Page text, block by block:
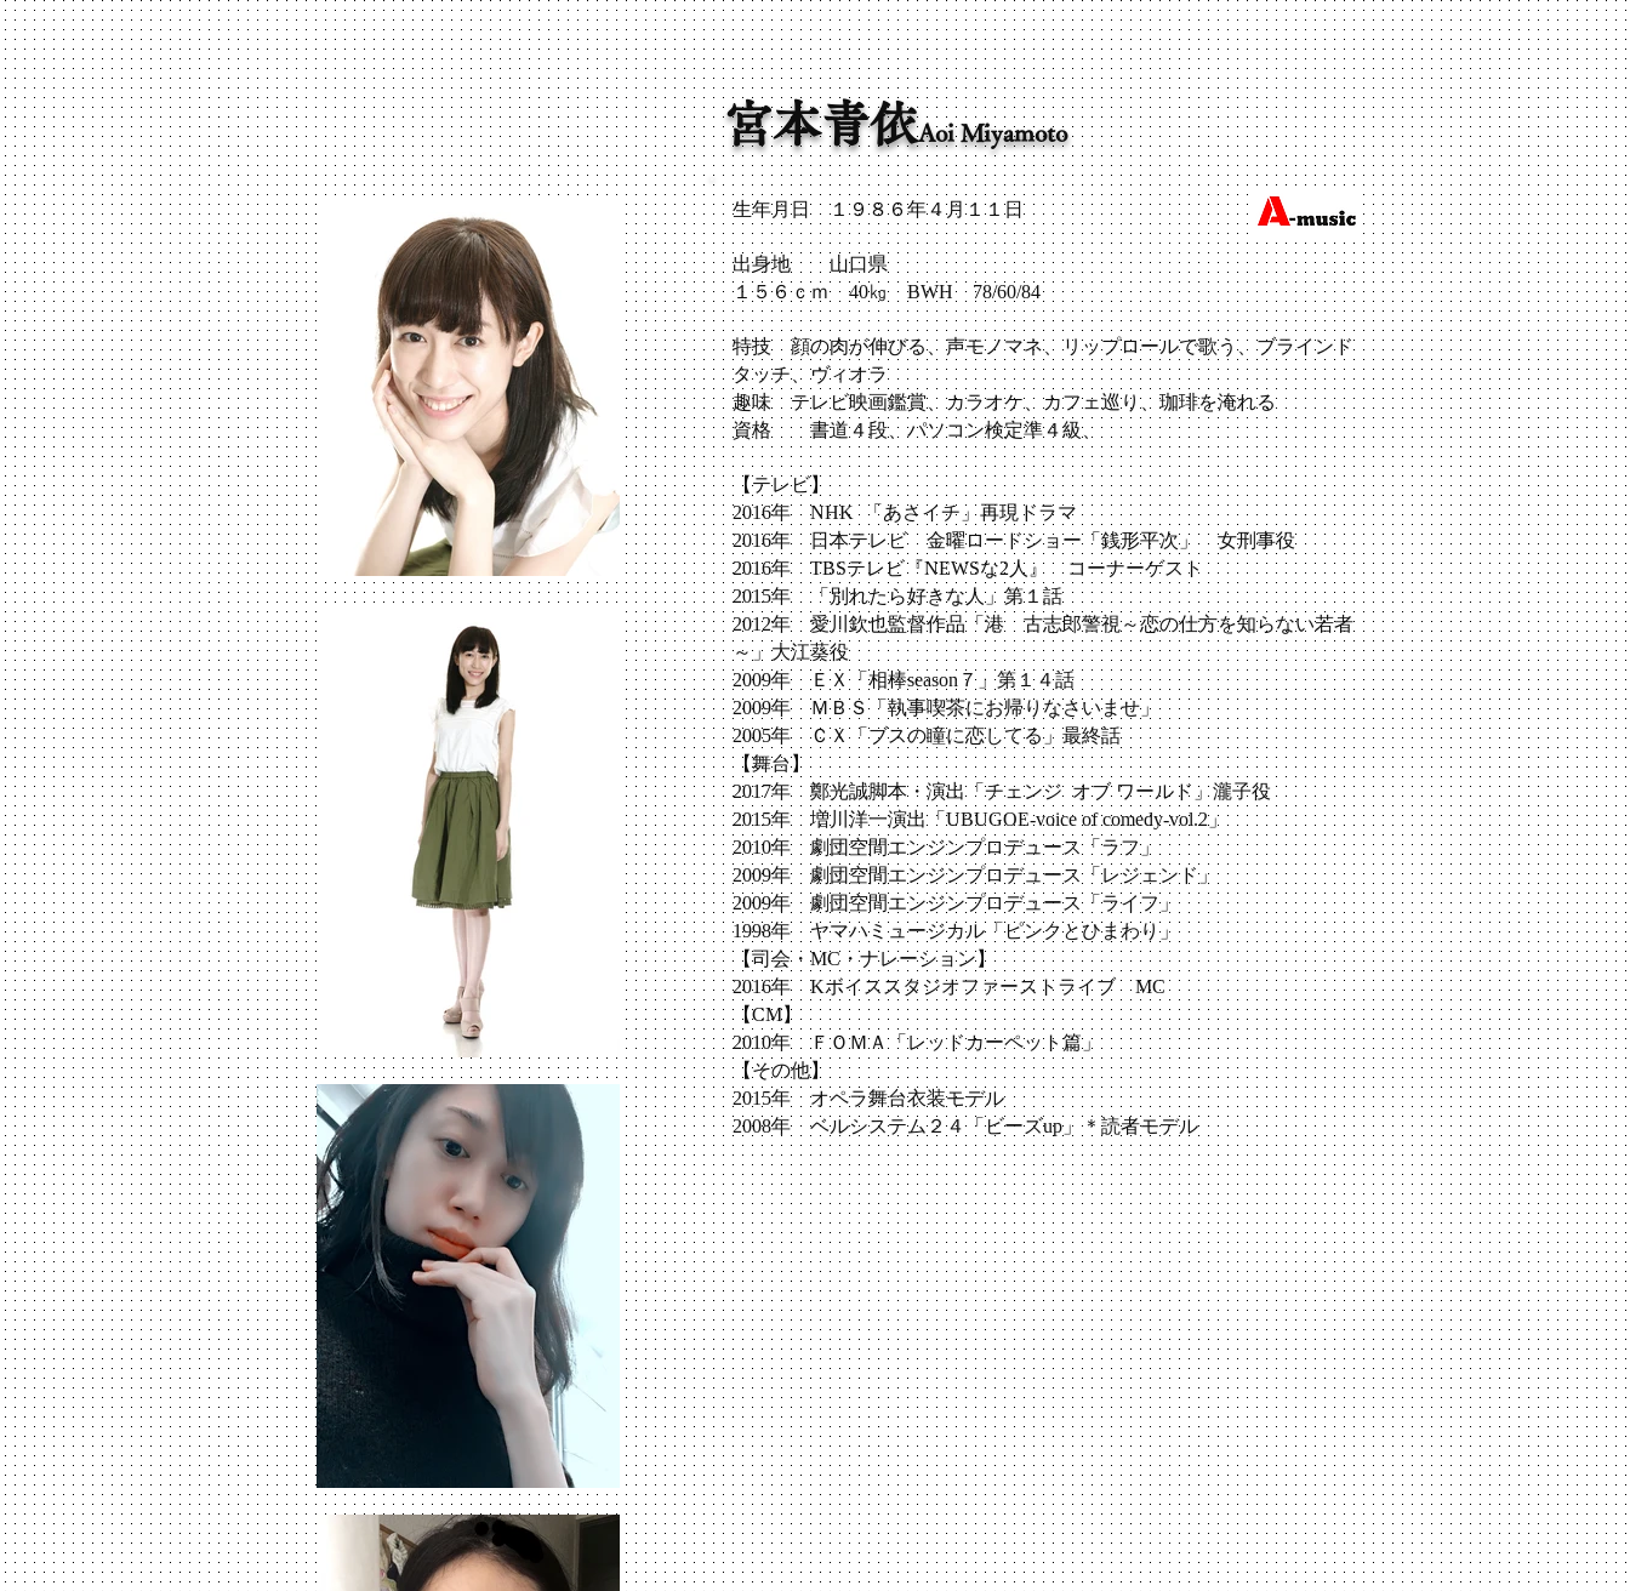
宮本青依Aoi Miyamoto
生年月日 １９８６年４月１１日
出身地 山口県
１５６ｃｍ 40㎏ BWH 78/60/84
特技 顔の肉が伸びる、声モノマネ、リップロールで歌う、ブラインド
タッチ、ヴィオラ
趣味 テレビ映画鑑賞、カラオケ、カフェ巡り、珈琲を淹れる
資格 書道４段、パソコン検定準４級、
【テレビ】
​2016年 NHK 「あさイチ」再現ドラマ
2016年 日本テレビ 金曜ロードショー「銭形平次」 女刑事役
2016年 TBSテレビ『NEWSな2人』 コーナーゲスト
2015年 「別れたら好きな人」第１話
2012年 愛川欽也監督作品「港 古志郎警視～恋の仕方を知らない若者
～」大江葵役
2009年 ＥＸ「相棒season７」第１４話
2009年 ＭＢＳ「執事喫茶にお帰りなさいませ」
2005年 ＣＸ「ブスの瞳に恋してる」最終話
【舞台】
2017年 鄭光誠脚本・演出「チェンジ オブ ワールド」瀧子役
2015年 増川洋一演出「UBUGOE-voice of comedy-vol.2」
2010年 劇団空間エンジンプロデュース「ラフ」
2009年 劇団空間エンジンプロデュース「レジェンド」
2009年 劇団空間エンジンプロデュース「ライフ」
1998年 ヤマハミュージカル「ピンクとひまわり」
【司会・MC・ナレーション】
2016年 Kボイススタジオファーストライブ MC
【CM】
2010年 ＦＯＭＡ「レッドカーペット篇」
【その他】
2015年 オペラ舞台衣装モデル
2008年 ベルシステム２４「ビーズup」＊読者モデル